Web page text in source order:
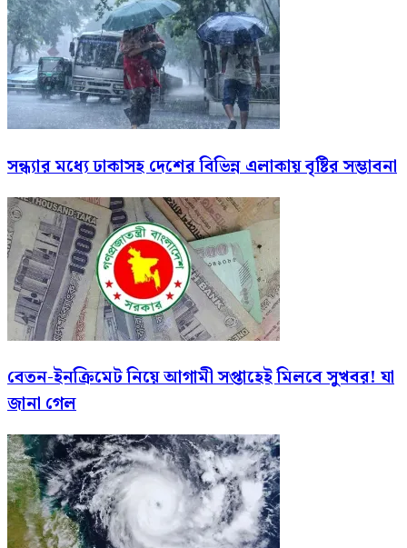
সন্ধ্যার মধ্যে ঢাকাসহ দেশের বিভিন্ন এলাকায় বৃষ্টির সম্ভাবনা
বেতন-ইনক্রিমেট নিয়ে আগামী সপ্তাহেই মিলবে সুখবর! যা
জানা গেল